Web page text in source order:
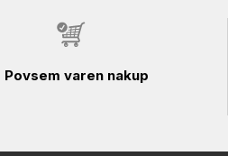
Povsem varen nakup